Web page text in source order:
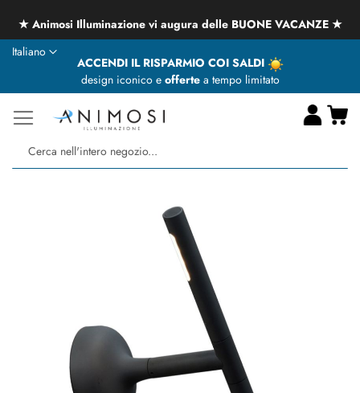
★ Animosi Illuminazione vi augura delle BUONE VACANZE ★
ACCENDI IL RISPARMIO COI SALDI
design iconico e offertea tempo limitato
Lingua
Italiano